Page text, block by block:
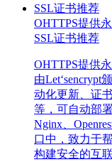
OHTTPS提供
SSL证书推荐
OHTTPS提供
由Let‘sencrypt
动化更新、证
等，可自动部
Nginx、
口中，致力于
构建安全的互